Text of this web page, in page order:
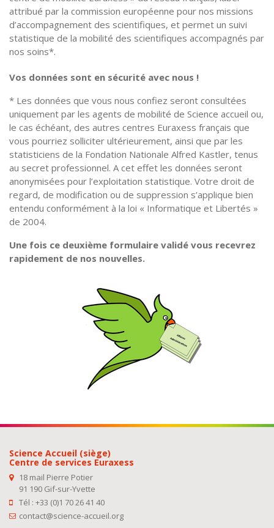
attribué par la commission européenne pour nos missions
d’accompagnement des scientifiques, et permet un suivi
statistique de la mobilité des scientifiques accompagnés par
nos soins*.
Vos données sont en sécurité avec nous !
* Les données que vous nous confiez seront consultées
uniquement par les agents de mobilité de Science accueil ou,
le cas échéant, des autres centres Euraxess français que
vous pourriez solliciter ultérieurement, ainsi que par les
statisticiens de la Fondation Nationale Alfred Kastler, tenus
au secret professionnel. A cet effet les données seront
anonymisées pour l’exploitation statistique. Votre droit de
regard, de modification ou de suppression s’applique bien
entendu conformément à la loi « Informatique et Libertés »
de 2004.
Une fois ce deuxième formulaire validé vous recevrez
rapidement de nos nouvelles.
Science Accueil (siège)
Centre de services Euraxess
18 mail Pierre Potier
91 190 Gif-sur-Yvette
Tél : +33 (0)1 70 26 41 40
contact@science-accueil.org